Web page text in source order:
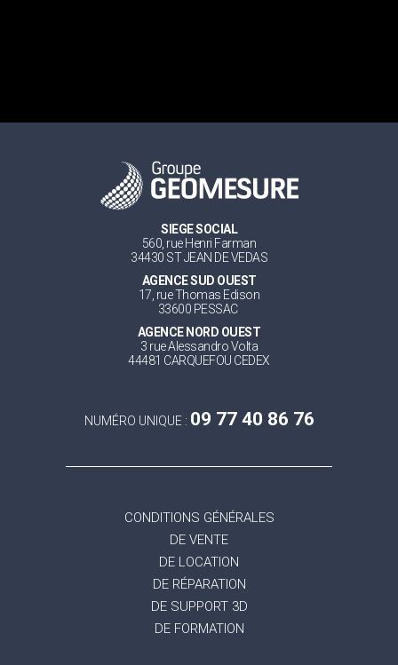
SIEGE SOCIAL
560, rue Henri Farman
34430 ST JEAN DE VEDAS
AGENCE SUD OUEST
17, rue Thomas Edison
33600 PESSAC
AGENCE NORD OUEST
3 rue Alessandro Volta
44481 CARQUEFOU CEDEX
NUMÉRO UNIQUE : 09 77 40 86 76
CONDITIONS GÉNÉRALES
DE VENTE
DE LOCATION
DE RÉPARATION
DE SUPPORT 3D
DE FORMATION